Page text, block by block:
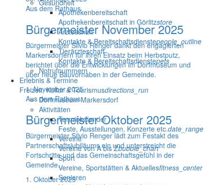
Aus dem Rathaus
Bürgermeister November 2025
Bürgermeister Silvio Renger dankt den engagierten
Markersdorfern für ihren Einsatz beim Herbstputz,
berichtet über die Entwicklungen im Dorfmuseum und
über neue Bauvorhaben in der Gemeinde.
1. November 2025
Aus dem Rathaus
Bürgermeister Oktober 2025
Bürgermeister Silvio Renger lädt zum Festakt des
Partnerschaftsjubiläums ein und unterstreicht die
Fortschritte und das Gemeinschaftsgefühl in der
Gemeinde.
1. Oktober 2025
Gesundheit
Apothekenbereitschaft
Apothekenbereitschaft in Görlitzstore
Ärzteschaft
Kontakte & Bereitschaftsdienstepeople_outline
Tierärzteschaft
Kontakte & Bereitschaftsdienstepets
Notrufnummern
Erlebnis & Termine
Freizeit, Kultur & Tourismusdirections_run
Dorfmuseum Markersdorf
Aktivitäten
Terminkalender
Feste, Ausstellungen, Konzerte etc.date_range
Vereine
Vereine von A bis Zbubble_chart
Sport
Vereine, Sportstätten & Aktuellesfitness_center
Senioren